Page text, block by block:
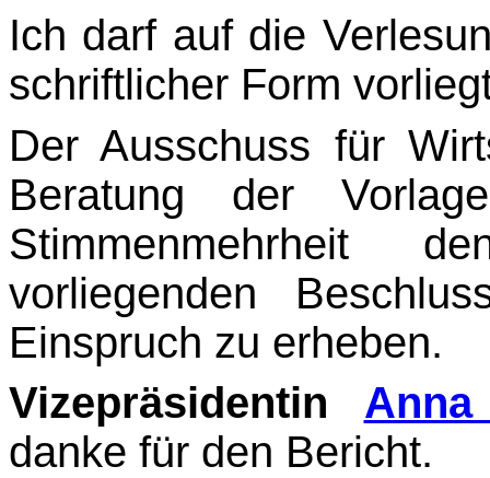
Ich darf auf die
schriftlicher Form
Der Ausschuss für
Beratung der
Stimmenmehrheit
vorliegenden
Einspruch zu erheben.
Vizepräsidentin
danke für den Bericht.